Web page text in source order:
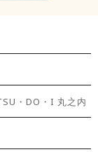
・DO・I 丸之内